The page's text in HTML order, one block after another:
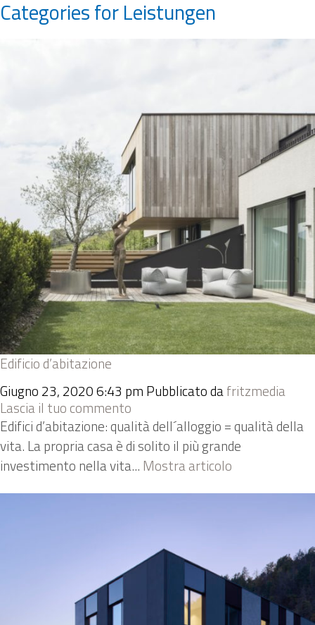
Categories for Leistungen
Edificio d’abitazione
Giugno 23, 2020 6:43 pm Pubblicato dafritzmedia
Lascia il tuo commento
Edifici d’abitazione: qualità dell´alloggio = qualità della
vita. La propria casa è di solito il più grande
investimento nella vita... Mostra articolo